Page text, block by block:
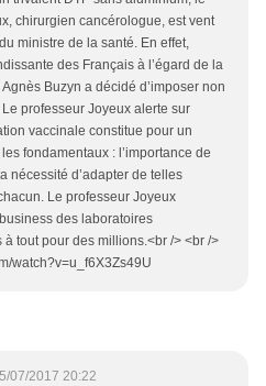
chirurgien cancérologue, est vent
ministre de la santé. En effet,
des Français à l’égard de la
Buzyn a décidé d’imposer non
professeur Joyeux alerte sur
vaccinale constitue pour un
fondamentaux : l’importance de
nécessité d’adapter de telles
Le professeur Joyeux
des laboratoires
tout pour des millions.<br /> <br />
watch?v=u_f6X3Zs49U
07/2017 20:22